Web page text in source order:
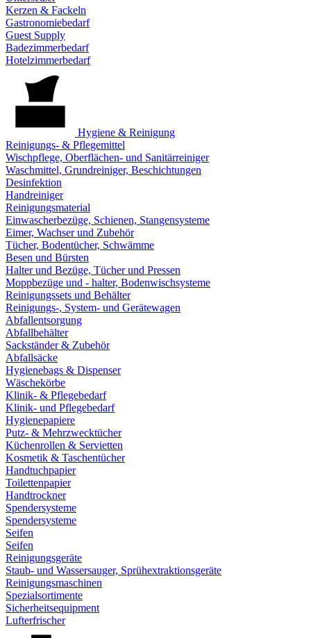
Kerzen & Fackeln
Gastronomiebedarf
Guest Supply
Badezimmerbedarf
Hotelzimmerbedarf
Hygiene & Reinigung
Reinigungs- & Pflegemittel
Wischpflege, Oberflächen- und Sanitärreiniger
Waschmittel, Grundreiniger, Beschichtungen
Desinfektion
Handreiniger
Reinigungsmaterial
Einwascherbezüge, Schienen, Stangensysteme
Eimer, Wachser und Zubehör
Tücher, Bodentücher, Schwämme
Besen und Bürsten
Halter und Bezüge, Tücher und Pressen
Moppbezüge und - halter, Bodenwischsysteme
Reinigungssets und Behälter
Reinigungs-, System- und Gerätewagen
Abfallentsorgung
Abfallbehälter
Sackständer & Zubehör
Abfallsäcke
Hygienebags & Dispenser
Wäschekörbe
Klinik- & Pflegebedarf
Klinik- und Pflegebedarf
Hygienepapiere
Putz- & Mehrzwecktücher
Küchenrollen & Servietten
Kosmetik & Taschentücher
Handtuchpapier
Toilettenpapier
Handtrockner
Spendersysteme
Spendersysteme
Seifen
Seifen
Reinigungsgeräte
Staub- und Wassersauger, Sprühextraktionsgeräte
Reinigungsmaschinen
Spezialsortimente
Sicherheitsequipment
Lufterfrischer